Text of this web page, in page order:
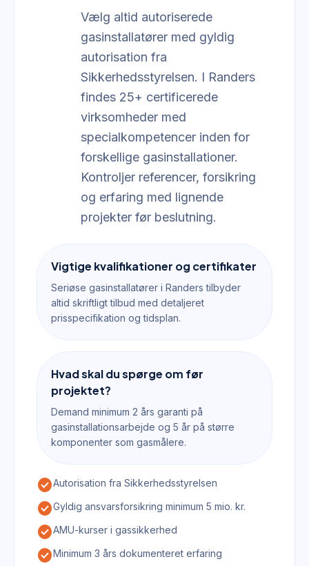
Vælg altid autoriserede
gasinstallatører med gyldig
autorisation fra
Sikkerhedsstyrelsen. I Randers
findes 25+ certificerede
virksomheder med
specialkompetencer inden for
forskellige gasinstallationer.
Kontroljer referencer, forsikring
og erfaring med lignende
projekter før beslutning.
Vigtige kvalifikationer og certifikater
Seriøse gasinstallatører i Randers tilbyder
altid skriftligt tilbud med detaljeret
prisspecifikation og tidsplan.
Hvad skal du spørge om før
projektet?
Demand minimum 2 års garanti på
gasinstallationsarbejde og 5 år på større
komponenter som gasmålere.
check_circleAutorisation fra Sikkerhedsstyrelsen
check_circleGyldig ansvarsforsikring minimum 5 mio. kr.
check_circleAMU-kurser i gassikkerhed
check_circleMinimum 3 års dokumenteret erfaring